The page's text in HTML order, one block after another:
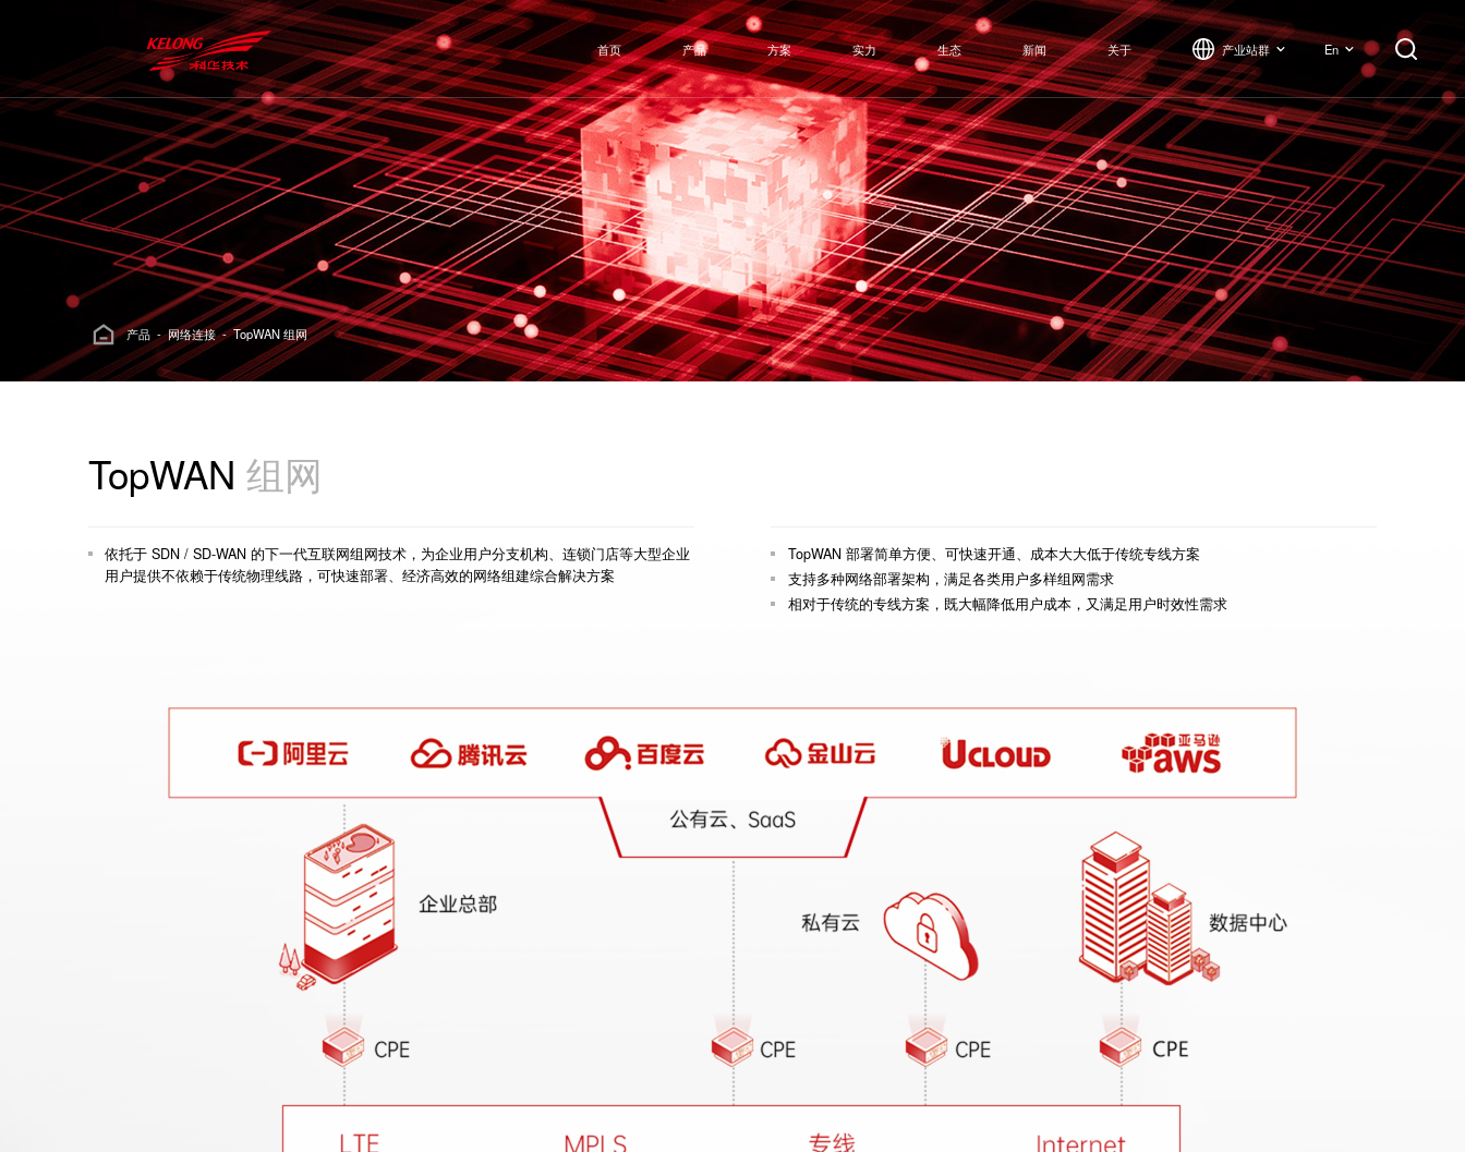
首页 产品 方案 实力 生态 新闻 关于 产业站群 En
产品-网络连接- TopWAN 组网
TopWAN 组网
依托于 SDN / SD-WAN 的下一代互联网组网技术，为企业用户分支机构、连锁门店等大型企业
用户提供不依赖于传统物理线路，可快速部署、经济高效的网络组建综合解决方案
TopWAN 部署简单方便、可快速开通、成本大大低于传统专线方案
支持多种网络部署架构，满足各类用户多样组网需求
相对于传统的专线方案，既大幅降低用户成本，又满足用户时效性需求